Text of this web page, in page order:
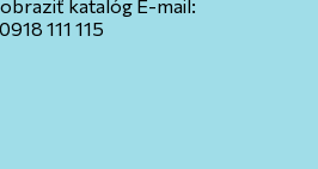
katalóg E-mail:
111 115